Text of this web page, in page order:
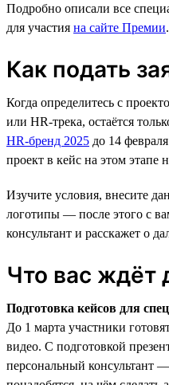
Подробно описали все
для участия на сайте Премии.
Как подать
Когда определитесь с
или HR-трека, остаётся
HR-бренд 2025 до 14
проект в кейс на этом этапе
Изучите условия, внесите
логотипы — после этого с
консультант и расскажет о
Что вас ждёт
Подготовка кейсов для
До 1 марта участники
видео. С подготовкой
персональный консультант